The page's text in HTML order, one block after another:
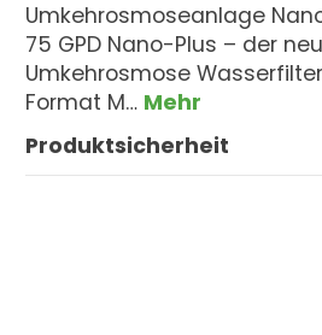
Umkehrosmoseanlage
75 GPD Nano-Plus – der
Umkehrosmose
Format M… Mehr
Produktsicherheit